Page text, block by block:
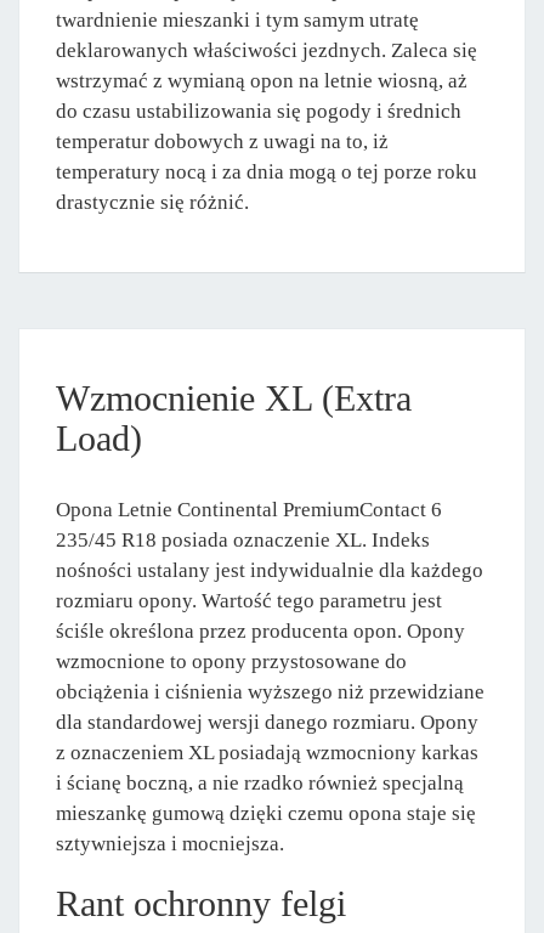
twardnienie mieszanki i tym samym utratę
deklarowanych właściwości jezdnych. Zaleca się
wstrzymać z wymianą opon na letnie wiosną, aż
do czasu ustabilizowania się pogody i średnich
temperatur dobowych z uwagi na to, iż
temperatury nocą i za dnia mogą o tej porze roku
drastycznie się różnić.
Wzmocnienie XL (Extra
Load)
Opona Letnie Continental PremiumContact 6
235/45 R18 posiada oznaczenie XL. Indeks
nośności ustalany jest indywidualnie dla każdego
rozmiaru opony. Wartość tego parametru jest
ściśle określona przez producenta opon. Opony
wzmocnione to opony przystosowane do
obciążenia i ciśnienia wyższego niż przewidziane
dla standardowej wersji danego rozmiaru. Opony
z oznaczeniem XL posiadają wzmocniony karkas
i ścianę boczną, a nie rzadko również specjalną
mieszankę gumową dzięki czemu opona staje się
sztywniejsza i mocniejsza.
Rant ochronny felgi